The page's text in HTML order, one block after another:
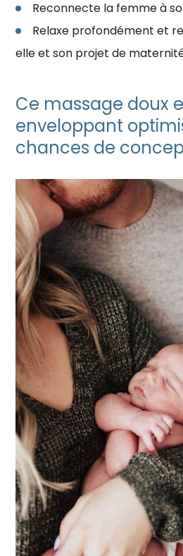
Reconnecte la femme à
Relaxe profondément et
elle et son projet de
Ce massage doux
enveloppant
chances de